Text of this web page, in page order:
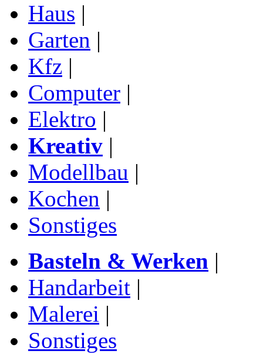
Haus |
Garten |
Kfz |
Computer |
Elektro |
Kreativ |
Modellbau |
Kochen |
Sonstiges
Basteln & Werken |
Handarbeit |
Malerei |
Sonstiges